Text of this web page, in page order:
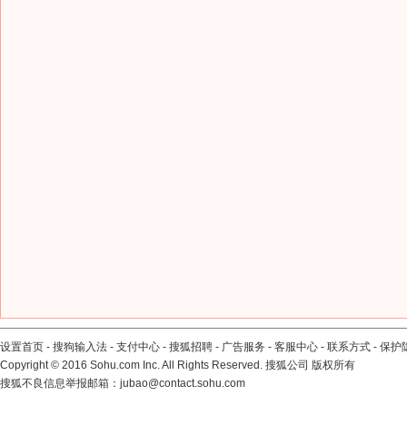
设置首页 - 搜狗输入法 - 支付中心 - 搜狐招聘 - 广告服务 - 客服中心 - 联系方式 - 保护
Copyright© 2016 Sohu.com Inc. All Rights Reserved. 搜狐公司 版权所有
搜狐不良信息举报邮箱： jubao@contact.sohu.com